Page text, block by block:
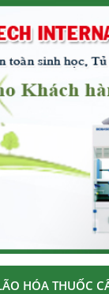
HÓA THUỐC